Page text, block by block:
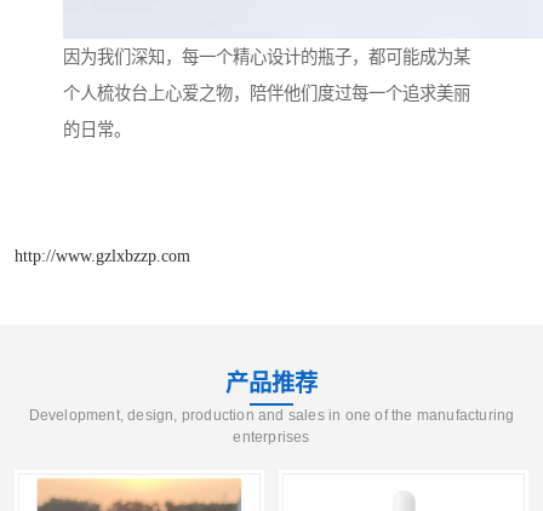
因为我们深知，每一个精心设计的瓶子，都可能成为某
个人梳妆台上心爱之物，陪伴他们度过每一个追求美丽
的日常。
http://www.gzlxbzzp.com
产品推荐
Development, design, production and sales in one of the manufacturing
enterprises